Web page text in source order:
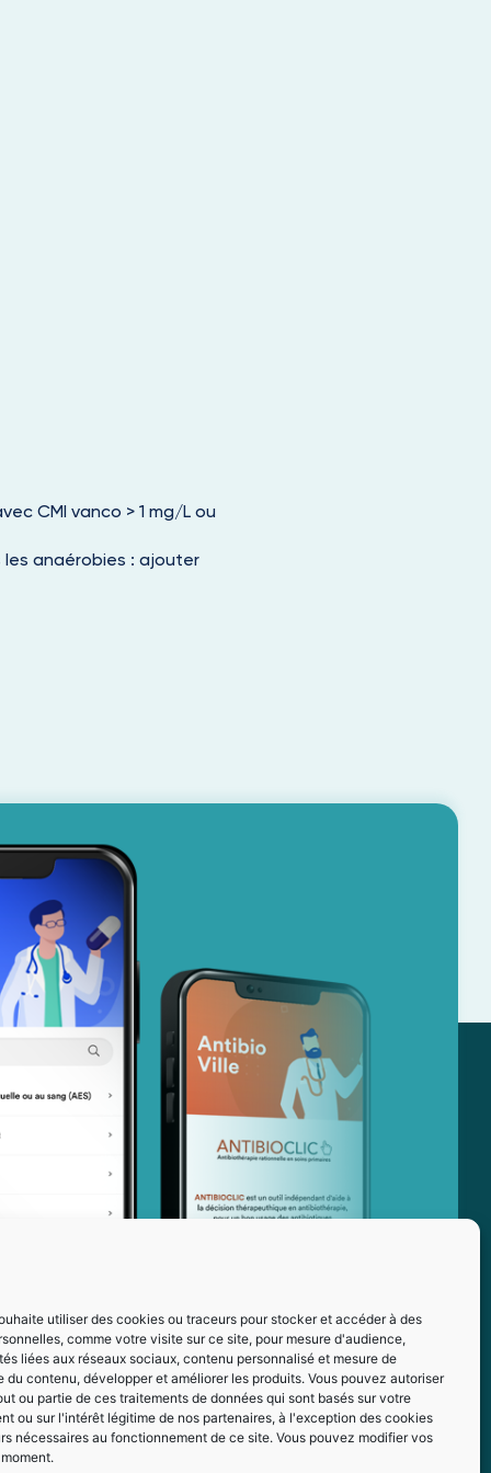
utiliser des cookies ou traceurs pour stocker et accéder à des
comme votre visite sur ce site, pour mesure d'audience,
liées aux réseaux sociaux, contenu personnalisé et mesure de
du contenu, développer et améliorer les produits. Vous pouvez autoriser
ou partie de ces traitements de données qui sont basés sur votre
ou sur l'intérêt légitime de nos partenaires, à l'exception des cookies
nécessaires au fonctionnement de ce site. Vous pouvez modifier vos
CMI vanco > 1 mg/L ou
anaérobies : ajouter